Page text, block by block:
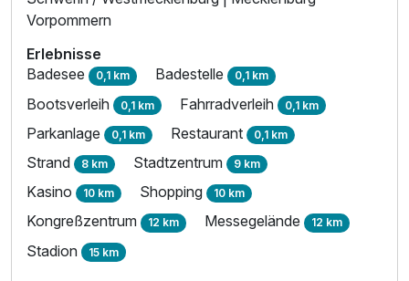
Vorpommern
Erlebnisse
Badesee 0,1 km Badestelle 0,1 km
Bootsverleih 0,1 km Fahrradverleih 0,1 km
Parkanlage 0,1 km Restaurant 0,1 km
Strand 8 km Stadtzentrum 9 km
Kasino 10 km Shopping 10 km
Kongreßzentrum 12 km Messegelände 12 km
Stadion 15 km